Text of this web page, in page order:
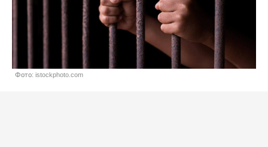
Фото: istockphoto.com